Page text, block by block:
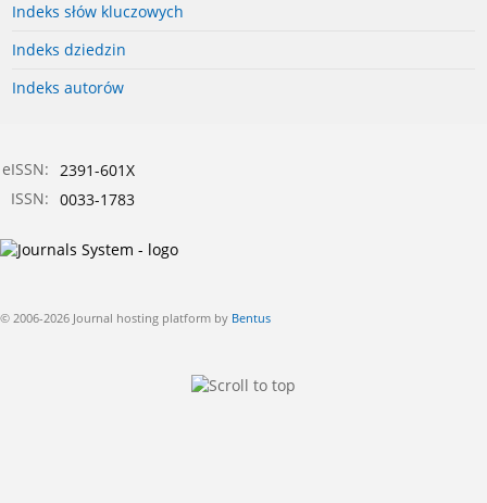
Indeks słów kluczowych
Indeks dziedzin
Indeks autorów
eISSN: 2391-601X
ISSN: 0033-1783
© 2006-2026 Journal hosting platform by Bentus